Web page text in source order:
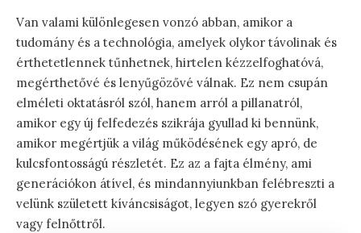
Van valami különlegesen vonzó abban, amikor a
tudomány és a technológia, amelyek olykor távolinak és
érthetetlennek tűnhetnek, hirtelen kézzelfoghatóvá,
megérthetővé és lenyűgözővé válnak. Ez nem csupán
elméleti oktatásról szól, hanem arról a pillanatról,
amikor egy új felfedezés szikrája gyullad ki bennünk,
amikor megértjük a világ működésének egy apró, de
kulcsfontosságú részletét. Ez az a fajta élmény, ami
generációkon átível, és mindannyiunkban felébreszti a
velünk született kíváncsiságot, legyen szó gyerekről
vagy felnőttről.